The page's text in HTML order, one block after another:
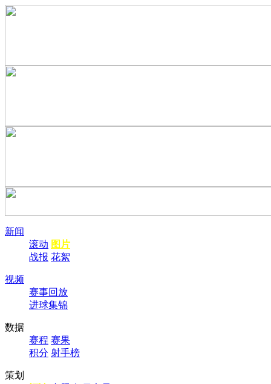
新闻
滚动 图片
战报 花絮
视频
赛事回放
进球集锦
数据
赛程 赛果
积分 射手榜
策划